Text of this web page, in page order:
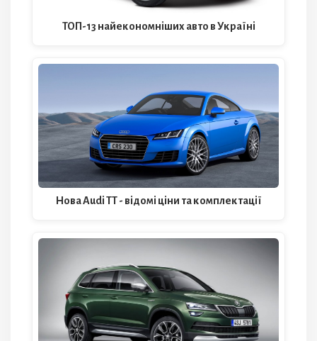
ТОП-13 найекономніших авто в Україні
Нова Audi TT - відомі ціни та комплектації